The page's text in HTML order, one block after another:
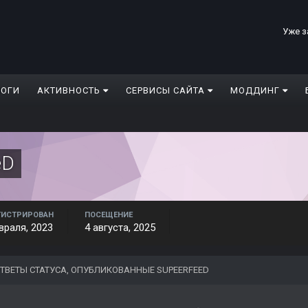
Уже
АКТИВНОСТЬ СЕРВИСЫ САЙТА МОДДИНГ
2023
ПОСЕЩЕНИЕ
4 августа, 2025
СТАТУСА, ОПУБЛИКОВАННЫЕ SUPEERFEED